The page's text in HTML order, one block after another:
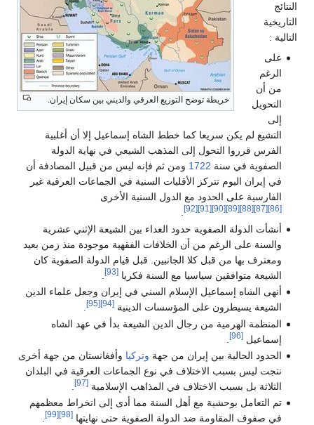
خريطة توضح التوزيع العرقي والديني بين سكان إيران.
النتائج
التاريخية
التالية :
على
الرغم
من أن
التحويل
إلى
التشيع لم يكن سريعا كما خطط الشاه إسماعيل إلا أن أغلبية
الفرس قرروا التحول إلى المذهب الشيعي في نهاية الدولة
الصفوية في سنة 1722 ومن ثم فإنه ليس من قبيل المصادفة أن
في إيران اليوم تتركز الأقليات السنية في الجماعات العرقية غير
الفارسية على الحدود مع الدول السنية الأخرى
[86]
[87]
[88]
[89]
[90]
[91]
[92]
.
أنشأت الدولة الصفوية حدود العداء بين الشيعة الإثني عشرية
والسنة على الرغم من أن الخلافات الفقهية موجودة منذ زمن بعيد
ومعترف بها من قبل كلا الجانبين. قبل قيام الدولة الصفوية كان
الشيعة متوافقين سياسيا مع السنة فكريا[93]
أنهى الشاه إسماعيل الإسلام السني في إيران وجعل علماء الدين
الشيعة يسيطرون على المؤسسات الدينية[94]
[95]
المنظمة الهرمية من رجال الدين الشيعة بدأ في عهد الشاه
إسماعيل[96]
الحدود الحالية بين إيران من جهة وتركيا وأفغانستان من جهة أخرى
نتجت ليس بسبب الاختلاف في نوع الجماعات العرقية في البلدان
الثلاثة بل بسبب الاختلاف في المذاهب الإسلامية[97]
تم التعامل بوحشية مع أهل السنة مما أدى إلى انخراط معظمهم
في صفوف المقاومة ضد الدولة الصفوية حتى نهايتها[98]
[99]
.